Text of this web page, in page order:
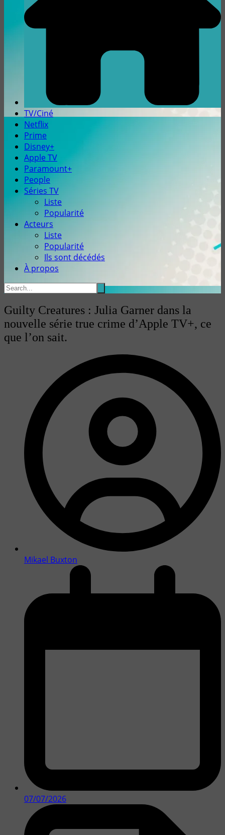
TV/Ciné
Netflix
Prime
Disney+
Apple TV
Paramount+
People
Séries TV
Liste
Popularité
Acteurs
Liste
Popularité
Ils sont décédés
À propos
Guilty Creatures : Julia Garner dans la
nouvelle série true crime d’Apple TV+, ce
que l’on sait.
Mikael Buxton
07/07/2026